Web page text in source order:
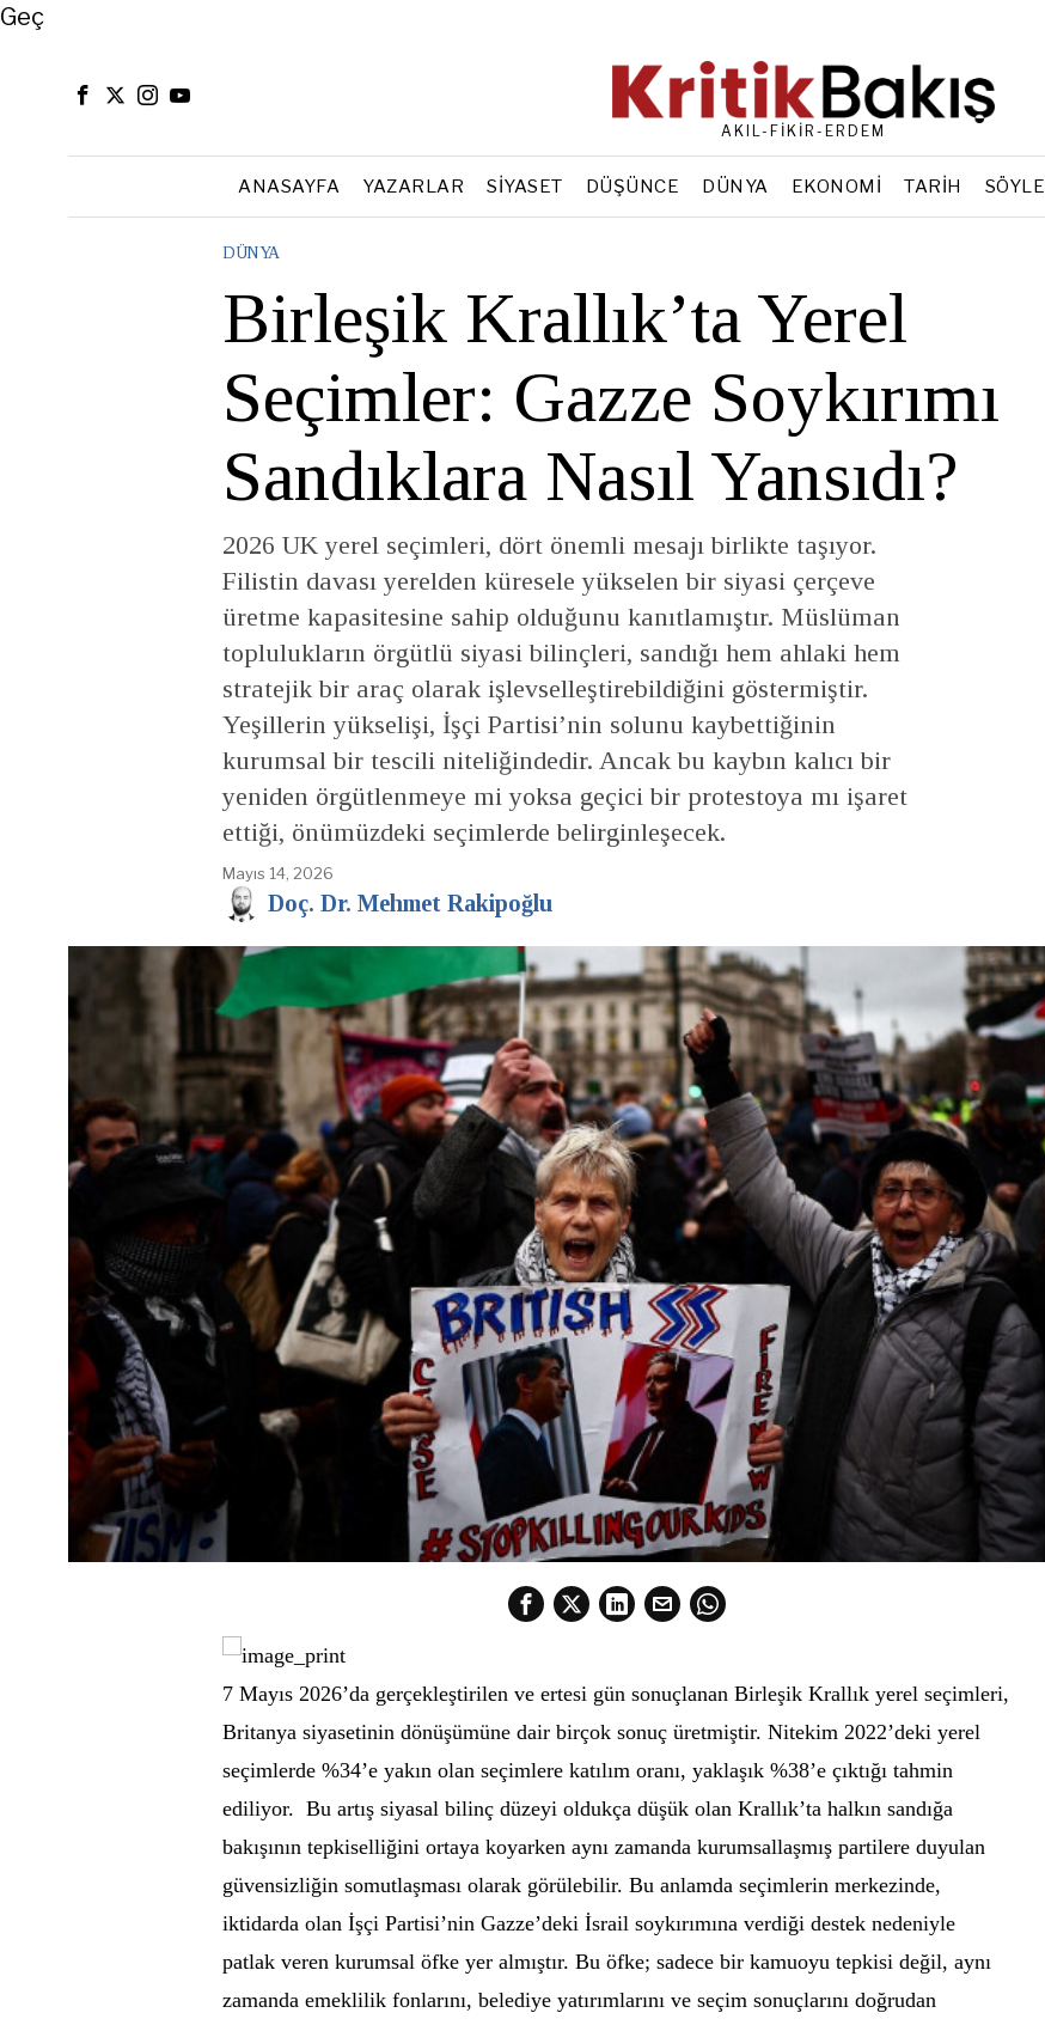
Close
Geç
AKIL-FİKİR-ERDEM
ANASAYFA YAZARLAR SIYASET DÜŞÜNCE DÜNYA EKONOMI TARIH
DÜNYA
Birleşik Krallık’ta Yerel
Seçimler: Gazze Soykırımı
Sandıklara Nasıl Yansıdı?
2026 UK yerel seçimleri, dört önemli mesajı birlikte taşıyor.
Filistin davası yerelden küresele yükselen bir siyasi çerçeve
üretme kapasitesine sahip olduğunu kanıtlamıştır. Müslüman
toplulukların örgütlü siyasi bilinçleri, sandığı hem ahlaki hem
stratejik bir araç olarak işlevselleştirebildiğini göstermiştir.
Yeşillerin yükselişi, İşçi Partisi’nin solunu kaybettiğinin
kurumsal bir tescili niteliğindedir. Ancak bu kaybın kalıcı bir
yeniden örgütlenmeye mi yoksa geçici bir protestoya mı işaret
ettiği, önümüzdeki seçimlerde belirginleşecek.
Mayıs 14, 2026
Doç. Dr. Mehmet Rakipoğlu
7 Mayıs 2026’da gerçekleştirilen ve ertesi gün sonuçlanan Birleşik Krallık yerel seçimleri,
Britanya siyasetinin dönüşümüne dair birçok sonuç üretmiştir. Nitekim 2022’deki yerel
seçimlerde %34’e yakın olan seçimlere katılım oranı, yaklaşık %38’e çıktığı tahmin
ediliyor. Bu artış siyasal bilinç düzeyi oldukça düşük olan Krallık’ta halkın sandığa
bakışının tepkiselliğini ortaya koyarken aynı zamanda kurumsallaşmış partilere duyulan
güvensizliğin somutlaşması olarak görülebilir. Bu anlamda seçimlerin merkezinde,
iktidarda olan İşçi Partisi’nin Gazze’deki İsrail soykırımına verdiği destek nedeniyle
patlak veren kurumsal öfke yer almıştır. Bu öfke; sadece bir kamuoyu tepkisi değil, aynı
zamanda emeklilik fonlarını, belediye yatırımlarını ve seçim sonuçlarını doğrudan